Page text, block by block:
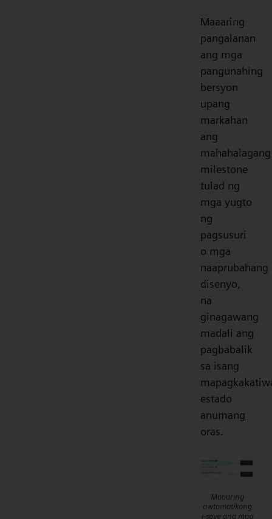
Maaaring
pangalanan
ang mga
pangunahing
bersyon
upang
markahan
ang
mahahalagang
milestone
tulad ng
mga yugto
ng
pagsusuri
o mga
naaprubahang
disenyo,
na
ginagawang
madali ang
pagbabalik
sa isang
estado
anumang
oras.
Maaaring
awtomatikong
i-save ang mga